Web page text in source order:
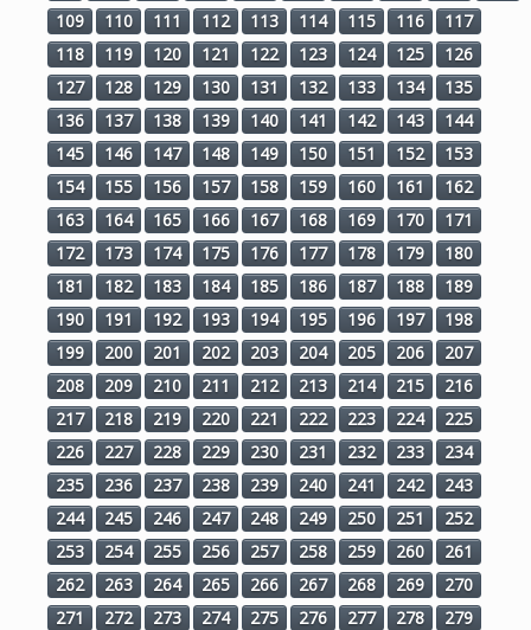
109
110 111 112 113 114 115 116
117
118
119 120 121 122 123 124 125
126
127
128 129 130 131 132 133 134
135
136
137 138 139 140 141 142 143
144
145
146 147 148 149 150 151 152
153
154
155 156 157 158 159 160 161
162
163
164 165 166 167 168 169 170
171
172
173 174 175 176 177 178 179
180
181
182 183 184 185 186 187 188
189
190
191 192 193 194 195 196 197
198
199
200 201 202 203 204 205 206
207
208
209 210 211 212 213 214 215
216
217
218 219 220 221 222 223 224
225
226
227 228 229 230 231 232 233
234
235
236 237 238 239 240 241 242
243
244
245 246 247 248 249 250 251
252
253
254 255 256 257 258 259 260
261
262
263 264 265 266 267 268 269
270
271
272 273 274 275 276 277 278
279